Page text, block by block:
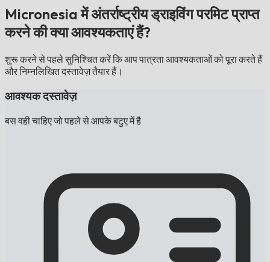
Micronesia में अंतर्राष्ट्रीय ड्राइविंग परमिट प्राप्त
करने की क्या आवश्यकताएं हैं?
शुरू करने से पहले सुनिश्चित करें कि आप पात्रता आवश्यकताओं को पूरा करते हैं
और निम्नलिखित दस्तावेज़ तैयार हैं।
आवश्यक दस्तावेज़
बस वही चाहिए जो पहले से आपके बटुए में है